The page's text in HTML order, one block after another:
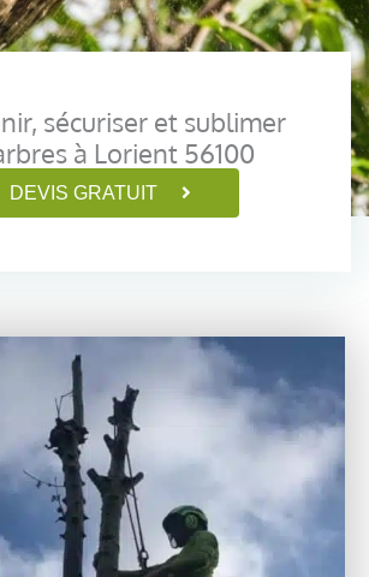
sécuriser et sublimer
à Lorient 56100
DEVIS GRATUIT